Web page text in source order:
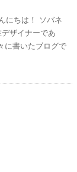
にちは！ ソバネ
ザイナーであ
に書いたブログで